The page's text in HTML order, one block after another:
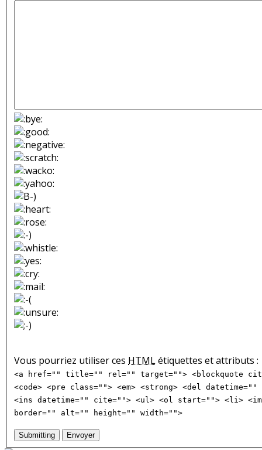
Vous pourriez utiliser ces HTMLétiquettes et attributs :
<a href="" title="" rel="" target=""> <blockquote
<code> <pre class=""> <em> <strong> <del
<ins datetime="" cite=""> <ul> <ol start=""> <li>
border="" alt="" height="" width="">
Submitting Envoyer